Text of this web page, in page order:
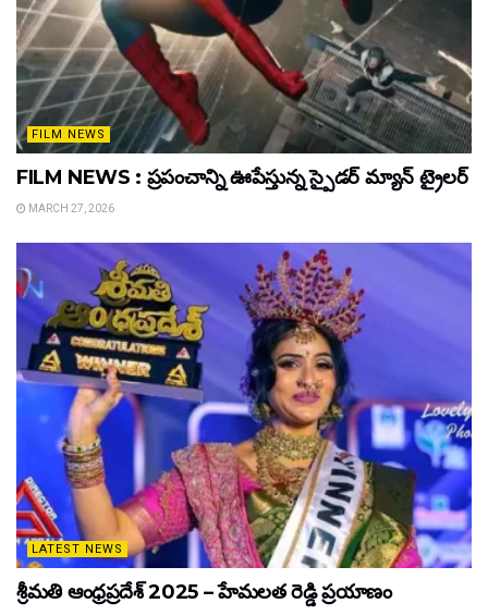
FILM NEWS
FILM NEWS : ప్రపంచాన్ని ఊపేస్తున్న స్పైడర్ మ్యాన్ ట్రైలర్
MARCH 27, 2026
LATEST NEWS
శ్రీమతి ఆంధ్రప్రదేశ్ 2025 – హేమలత రెడ్డి ప్రయాణం